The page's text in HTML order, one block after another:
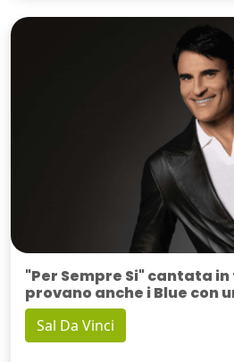
"Per Sempre Si" cantata
provano anche i Blue con
Sal Da Vinci